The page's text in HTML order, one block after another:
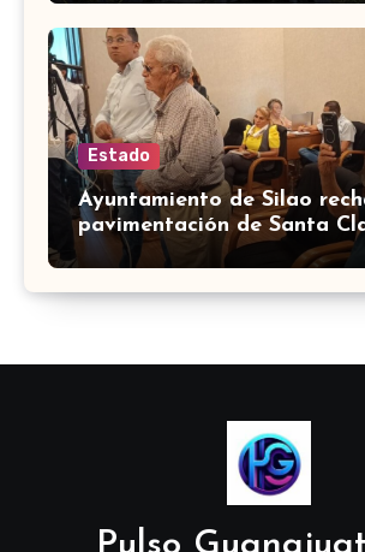
Estado
Ayuntamiento de Silao
pavimentación de Santa
Marines